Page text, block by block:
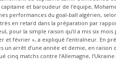
et baroudeur de l’équipe,
performances du goal-ball algérien,
en retard dans la préparation par
pour la simple raison qu’il a mis six
et février », a expliqué l’entraîneur. En
arrêt d’une année et demie, en raison
matchs contre l’Allemagne, l’Ukraine